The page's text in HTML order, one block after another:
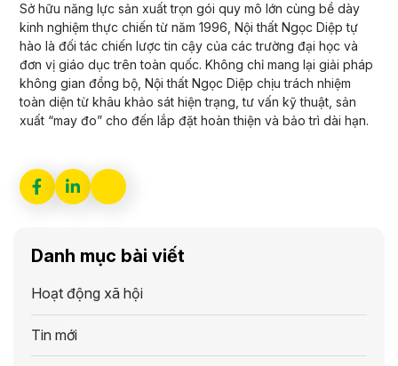
Sở hữu năng lực sản xuất trọn gói quy mô lớn cùng bề dày
kinh nghiệm thực chiến từ năm 1996, Nội thất Ngọc Diệp tự
hào là đối tác chiến lược tin cậy của các trường đại học và
đơn vị giáo dục trên toàn quốc. Không chỉ mang lại giải pháp
không gian đồng bộ, Nội thất Ngọc Diệp chịu trách nhiệm
toàn diện từ khâu khảo sát hiện trạng, tư vấn kỹ thuật, sản
xuất “may đo” cho đến lắp đặt hoàn thiện và bảo trì dài hạn.
Danh mục bài viết
Hoạt động xã hội
Tin mới